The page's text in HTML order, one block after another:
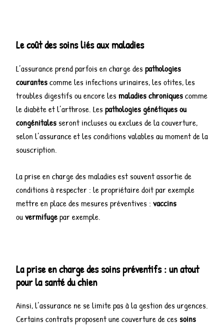
Le coût des soins liés aux maladies
L’assurance prend parfois en charge des pathologies
courantescomme les infections urinaires, les otites, les
troubles digestifs ou encore les maladies chroniquescomme
le diabète et l’arthrose. Les pathologies génétiques ou
congénitales seront incluses ou exclues de la couverture,
selon l’assurance et les conditions valables au moment de la
souscription.
La prise en charge des maladies est souvent assortie de
conditions à respecter : le propriétaire doit par exemple
mettre en place des mesures préventives : vaccins
ouvermifugepar exemple.
La prise en charge des soins préventifs : un atout
pour la santé du chien
Ainsi, l’assurance ne se limite pas à la gestion des urgences.
Certains contrats proposent une couverture de ces soins